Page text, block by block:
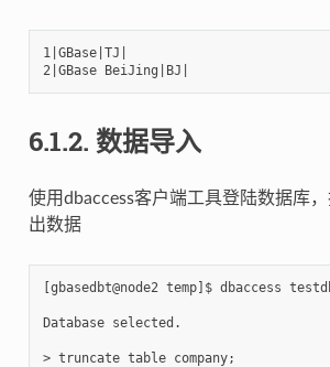
1|GBase|TJ|
6.1.2. 数据导入
使用dbaccess客户端工具登陆数据库
出数据
[gbasedbt@node2 temp]$ dbaccess
Database selected.
> truncate table company;